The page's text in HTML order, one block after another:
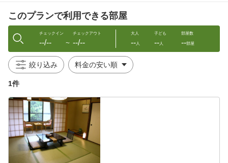
（1組1回のご利用。万が一夜ご入浴できない場合は翌朝優先的に
入浴できるようフロントにて調整いたします。）
※展望露天風呂『月の湯』の営業は改修のため、現在休止してお
ります。
●設備・サービス
・Wi−Fi無料
・加湿器（貸出）
・下部温泉駅〜当館の送迎無料。ご連絡ください。
・マッサージ19:00〜22:00（フロントにてご予約）
●観光・イベント
・富士五湖の『本栖湖』／車で39分
・神明の花火大会／車で30分
・湯の奥金山博物館／徒歩15分
このプランで利用できる部屋
チェックイン
--/-- 〜
チェックアウト
--/--
大人
--人
子ども
--人
部屋数
--部屋
絞り込み
1件